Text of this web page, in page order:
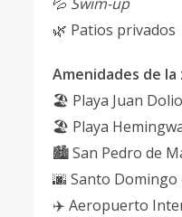
🌿 Patios privados
Amenidades de la
🏖️ Playa Juan
🏖️ Playa
🏙️ San Pedro de
🌆 Santo Domingo
✈️ Aeropuerto